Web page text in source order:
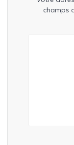
champs